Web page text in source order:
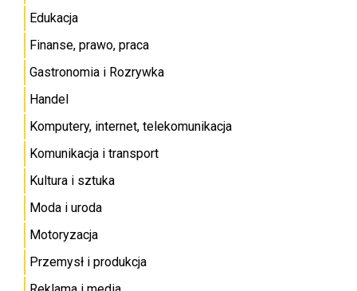
Edukacja
Finanse, prawo, praca
Gastronomia i Rozrywka
Handel
Komputery, internet, telekomunikacja
Komunikacja i transport
Kultura i sztuka
Moda i uroda
Motoryzacja
Przemysł i produkcja